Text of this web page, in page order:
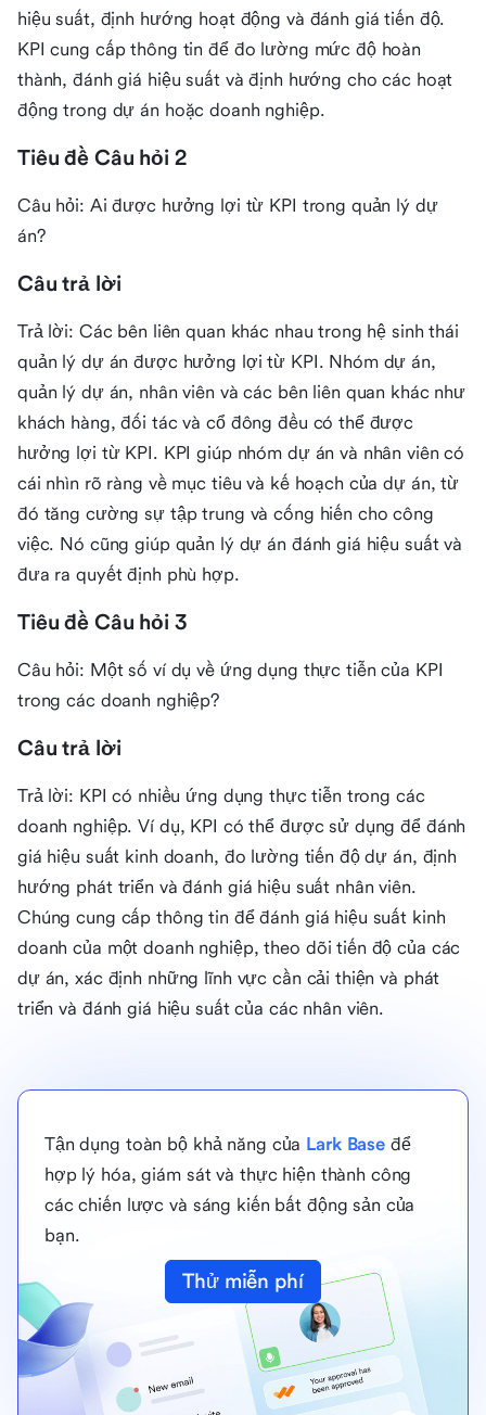
hiệu suất, định hướng hoạt động và đánh giá tiến độ.
KPI cung cấp thông tin để đo lường mức độ hoàn
thành, đánh giá hiệu suất và định hướng cho các hoạt
động trong dự án hoặc doanh nghiệp.
Tiêu đề Câu hỏi 2
Câu hỏi: Ai được hưởng lợi từ KPI trong quản lý dự
án?
Câu trả lời
Trả lời: Các bên liên quan khác nhau trong hệ sinh thái
quản lý dự án được hưởng lợi từ KPI. Nhóm dự án,
quản lý dự án, nhân viên và các bên liên quan khác như
khách hàng, đối tác và cổ đông đều có thể được
hưởng lợi từ KPI. KPI giúp nhóm dự án và nhân viên có
cái nhìn rõ ràng về mục tiêu và kế hoạch của dự án, từ
đó tăng cường sự tập trung và cống hiến cho công
việc. Nó cũng giúp quản lý dự án đánh giá hiệu suất và
đưa ra quyết định phù hợp.
Tiêu đề Câu hỏi 3
Câu hỏi: Một số ví dụ về ứng dụng thực tiễn của KPI
trong các doanh nghiệp?
Câu trả lời
Trả lời: KPI có nhiều ứng dụng thực tiễn trong các
doanh nghiệp. Ví dụ, KPI có thể được sử dụng để đánh
giá hiệu suất kinh doanh, đo lường tiến độ dự án, định
hướng phát triển và đánh giá hiệu suất nhân viên.
Chúng cung cấp thông tin để đánh giá hiệu suất kinh
doanh của một doanh nghiệp, theo dõi tiến độ của các
dự án, xác định những lĩnh vực cần cải thiện và phát
triển và đánh giá hiệu suất của các nhân viên.
Tận dụng toàn bộ khả năng của Lark Base để
hợp lý hóa, giám sát và thực hiện thành công
các chiến lược và sáng kiến bất động sản của
bạn.
Thử miễn phí